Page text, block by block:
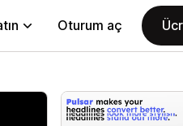
Oturum aç